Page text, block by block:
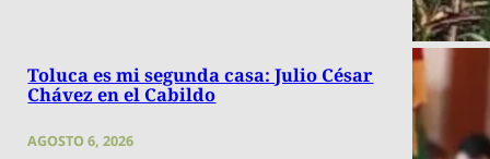
Toluca es mi segunda casa: Julio César
Chávez en el Cabildo
AGOSTO 6, 2026